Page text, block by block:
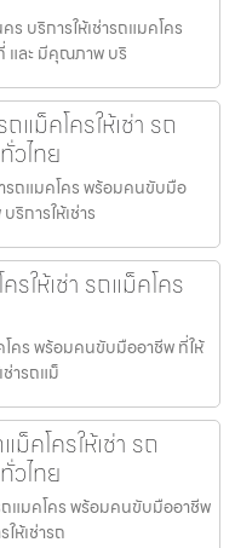
บริการให้เช่ารถแมคโคร
และ มีคุณภาพ บริ
แม็คโครให้เช่า รถ
วไทย
รถแมคโคร พร้อมคนขับมือ
การให้เช่าร
รให้เช่า รถแม็คโคร
โคร พร้อมคนขับมืออาชีพ ที่ให้
ารถแม็
ม็คโครให้เช่า รถ
วไทย
ถแมคโคร พร้อมคนขับมืออาชีพ
ห้เช่ารถ